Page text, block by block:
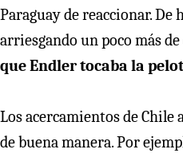
Paraguay de reaccionar.
arriesgando un poco más
que Endler tocaba la
Los acercamientos de Chile
de buena manera. Por